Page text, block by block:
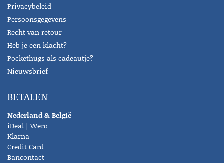
Privacybeleid
Persoonsgegevens
Recht van retour
Heb je een klacht?
Pockethugs als cadeautje?
Nieuwsbrief
BETALEN
Nederland & België
iDeal | Wero
Klarna
Credit Card
Bancontact